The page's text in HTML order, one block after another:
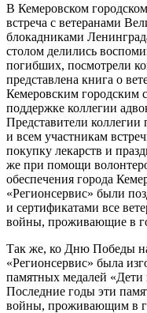
В Кемеровском
встреча с ветеранами
блокадниками
столом делились
погибших, посмотрели
представлена книга о
Кемеровским городским
поддержке коллегии
Представители коллегии
и всем участникам
покупку лекарств и
же при помощи
обеспечения города
«Регионсервис» были
и сертификатами все
войны, проживающие в
Так же, ко Дню Победы на
«Регионсервис» была
памятных медалей
Последние годы эти
войны, проживающим в